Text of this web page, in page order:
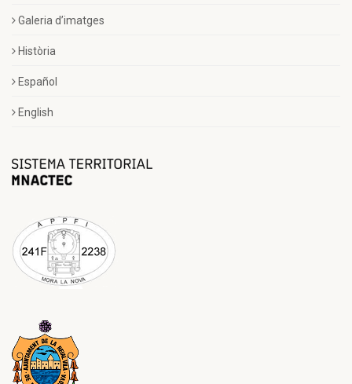
Galeria d’imatges
Història
Español
English